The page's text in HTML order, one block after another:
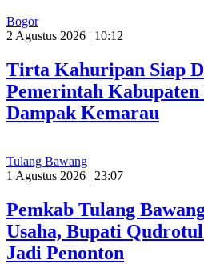
Bogor
2 Agustus 2026 | 10:12
Tirta Kahuripan Siap
Pemerintah Kabupaten
Dampak Kemarau
Tulang Bawang
1 Agustus 2026 | 23:07
Pemkab Tulang
Usaha, Bupati
Jadi Penonton